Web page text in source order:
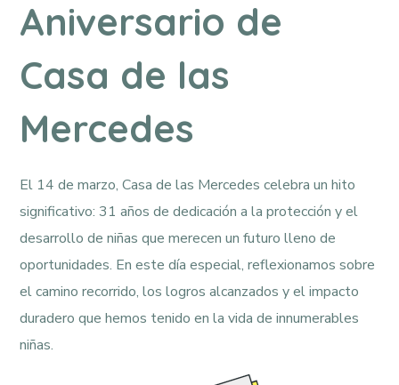
Aniversario de
Casa de las
Mercedes
El 14 de marzo, Casa de las Mercedes celebra un hito
significativo: 31 años de dedicación a la protección y el
desarrollo de niñas que merecen un futuro lleno de
oportunidades. En este día especial, reflexionamos sobre
el camino recorrido, los logros alcanzados y el impacto
duradero que hemos tenido en la vida de innumerables
niñas.